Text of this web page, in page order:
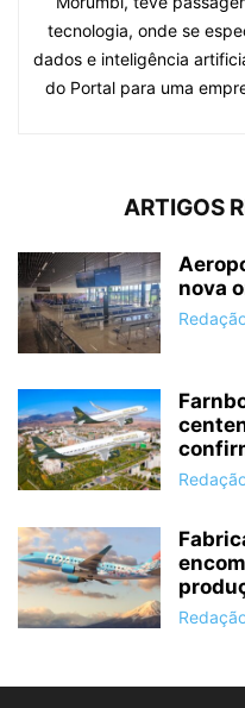
tecnologia, onde se
dados e inteligência
do Portal para uma
ARTIGOS
nova